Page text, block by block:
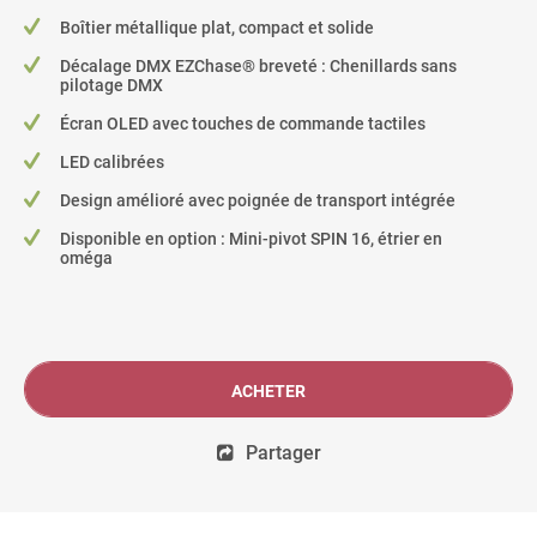
Boîtier métallique plat, compact et solide
Décalage DMX EZChase® breveté : Chenillards sans
pilotage DMX
Écran OLED avec touches de commande tactiles
LED calibrées
Design amélioré avec poignée de transport intégrée
Disponible en option : Mini-pivot SPIN 16, étrier en
oméga
ACHETER
Partager